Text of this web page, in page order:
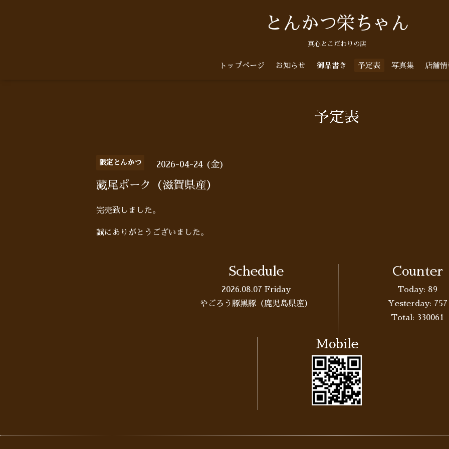
とんかつ栄ちゃん
真心とこだわりの店
トップページ お知らせ 御品書き 予定表 写真集 店舗情
予定表
限定とんかつ 2026-04-24 (金)
藏尾ポーク（滋賀県産）
完売致しました。
誠にありがとうございました。
Schedule
2026.08.07 Friday
やごろう豚黒豚（鹿児島県産）
Counter
Today: 89
Yesterday: 757
Total: 330061
Mobile